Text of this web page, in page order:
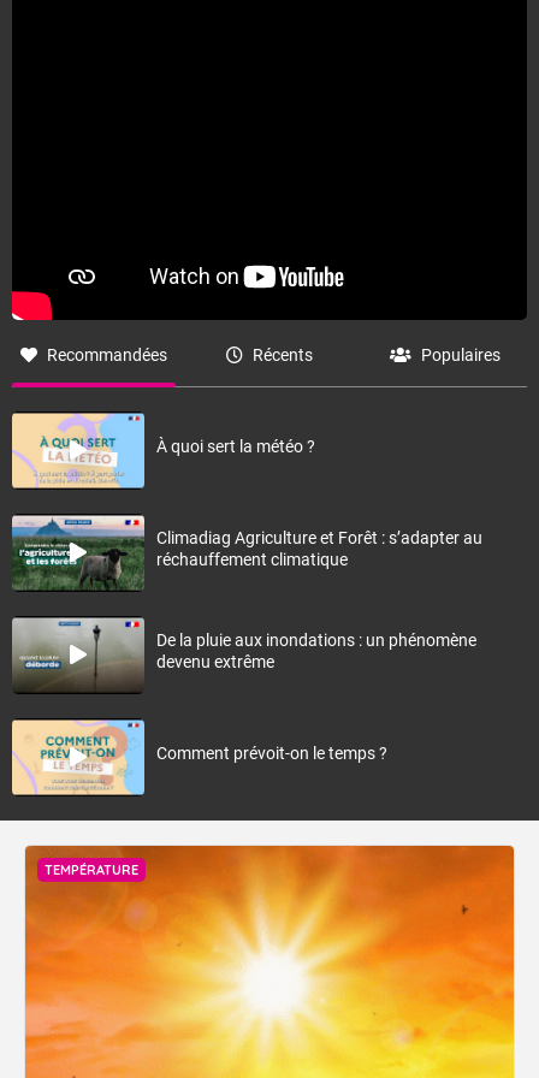
Recommandées Récents Populaires
À quoi sert la météo ?
Climadiag Agriculture et Forêt : s’adapter au
réchauffement climatique
De la pluie aux inondations : un phénomène
devenu extrême
Comment prévoit-on le temps ?
TEMPÉRATURE